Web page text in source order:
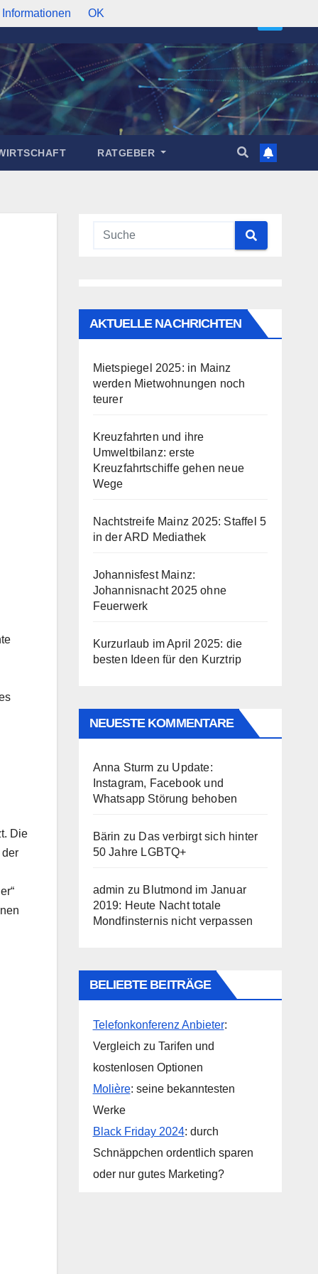
RATGEBER
Die
AKTUELLE NACHRICHTEN
Mietspiegel 2025: in Mainz
werden Mietwohnungen noch
teurer
Kreuzfahrten und ihre
Umweltbilanz: erste
Kreuzfahrtschiffe gehen neue
Wege
Nachtstreife Mainz 2025: Staffel 5
in der ARD Mediathek
Johannisfest Mainz:
Johannisnacht 2025 ohne
Feuerwerk
Kurzurlaub im April 2025: die
besten Ideen für den Kurztrip
NEUESTE KOMMENTARE
Anna Sturm zu Update:
Instagram, Facebook und
Whatsapp Störung behoben
Bärin zu Das verbirgt sich hinter
50 Jahre LGBTQ+
admin zu Blutmond im Januar
2019: Heute Nacht totale
Mondfinsternis nicht verpassen
BELIEBTE BEITRÄGE
Telefonkonferenz Anbieter:
Vergleich zu Tarifen und
kostenlosen Optionen
Molière: seine bekanntesten
Werke
Black Friday 2024: durch
Schnäppchen ordentlich sparen
oder nur gutes Marketing?
OK